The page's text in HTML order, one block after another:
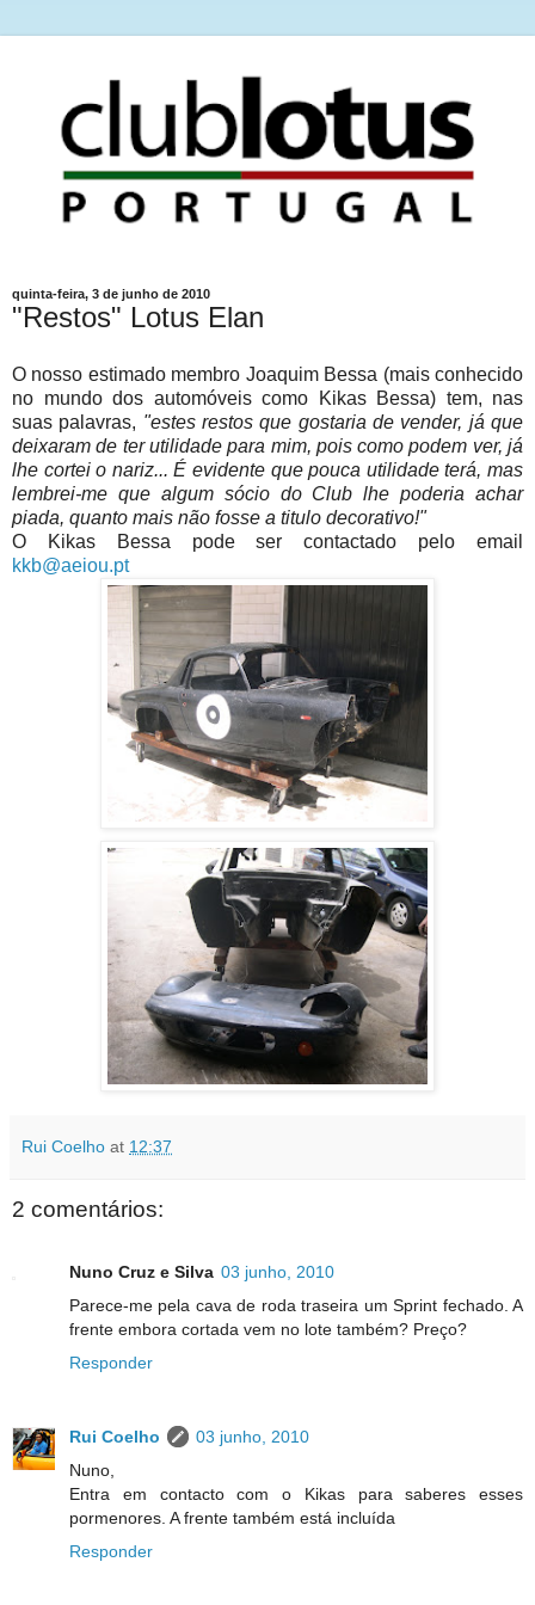
quinta-feira, 3 de junho de 2010
"Restos" Lotus Elan
O nosso estimado membro Joaquim Bessa (mais conhecido
no mundo dos automóveis como Kikas Bessa) tem, nas
suas palavras, "estes restos que gostaria de vender, já que
deixaram de ter utilidade para mim, pois como podem ver, já
lhe cortei o nariz... É evidente que pouca utilidade terá, mas
lembrei-me que algum sócio do Club lhe poderia achar
piada, quanto mais não fosse a titulo decorativo!"
O Kikas Bessa pode ser contactado pelo email
kkb@aeiou.pt
Rui Coelho at 12:37
2 comentários:
Nuno Cruz e Silva 03 junho, 2010
Parece-me pela cava de roda traseira um Sprint fechado. A
frente embora cortada vem no lote também? Preço?
Responder
Rui Coelho
03 junho, 2010
Nuno,
Entra em contacto com o Kikas para saberes esses
pormenores. A frente também está incluída
Responder